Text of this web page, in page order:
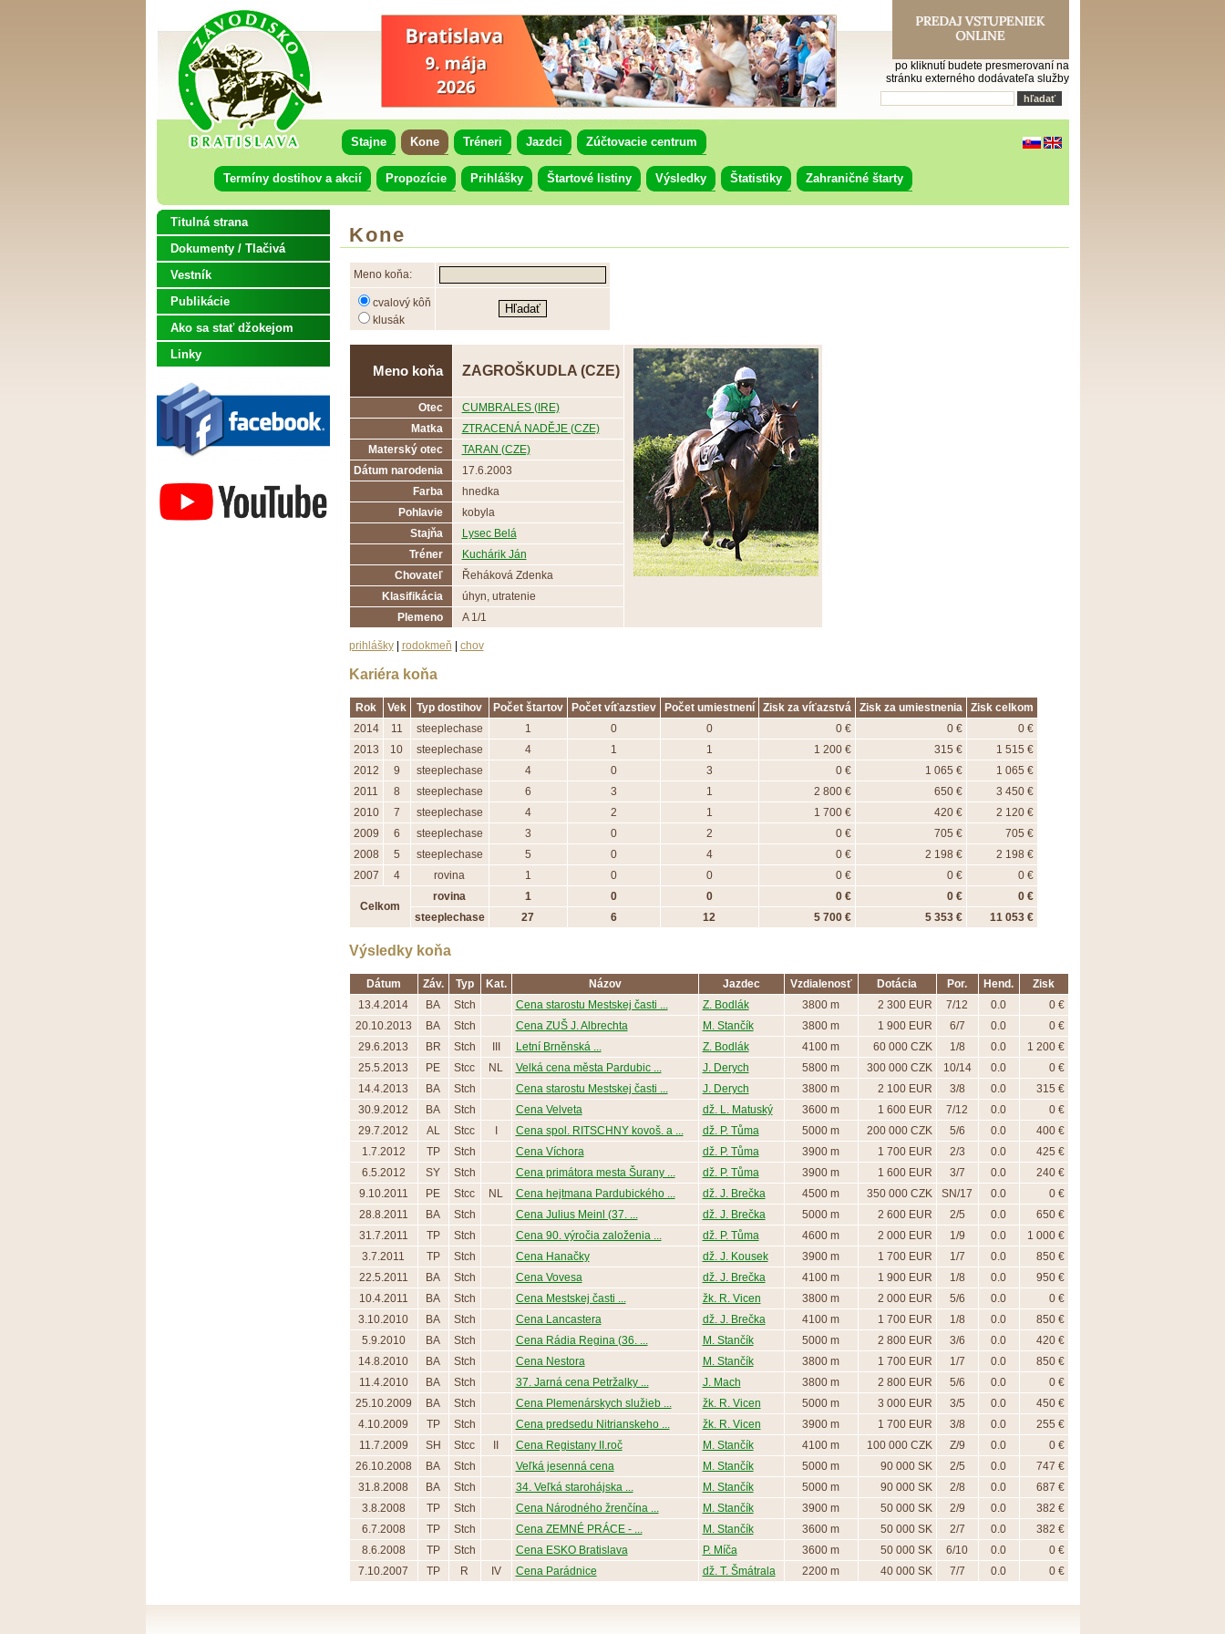
po kliknutí budete presmerovaní na
stránku externého dodávateľa služby
Stajne Kone Tréneri Jazdci Zúčtovacie centrum
Termíny dostihov a akcií Propozície Prihlášky Štartové listiny Výsledky Štatistiky Zahraničné štarty
Kone
Meno koňa:
cvalový kôň
klusák
Meno koňa ZAGROŠKUDLA (CZE)
Otec
CUMBRALES (IRE)
Matka
ZTRACENÁ NADĚJE (CZE)
Materský otec
TARAN (CZE)
Dátum narodenia
17.6.2003
Farba
hnedka
Pohlavie
kobyla
Stajňa
Lysec Belá
Tréner
Kuchárik Ján
Chovateľ
Řeháková Zdenka
Klasifikácia
úhyn, utratenie
Plemeno
A 1/1
prihlášky| rodokmeň chov
Kariéra koňa
Rok Vek Typ dostihov Počet štartov Počet víťazstiev Počet umiestnení Zisk za víťazstvá Zisk za umiestnenia
Zisk celkom
2014
11 steeplechase 1 0 0 0 € 0 €
0 €
2013
10 steeplechase 4 1 1 1 200 € 315 €
1 515 €
2012
9 steeplechase 4 0 3 0 € 1 065 €
1 065 €
2011
8 steeplechase 6 3 1 2 800 € 650 €
3 450 €
2010
7 steeplechase 4 2 1 1 700 € 420 €
2 120 €
2009
6 steeplechase 3 0 2 0 € 705 €
705 €
2008
5 steeplechase 5 0 4 0 € 2 198 €
2 198 €
2007
4 rovina 1 0 0 0 € 0 € 0 €
Celkom
rovina 1 0 0 0 € 0 €
0 €
steeplechase
27 6 12 5 700 € 5 353 € 11 053 €
Výsledky koňa
Dátum Záv. Typ Kat. Názov Jazdec Vzdialenosť Dotácia Por. Hend.
Zisk
13.4.2014
BA Stch Cena starostu Mestskej časti ... Z. Bodlák 3800 m 2 300 EUR 7/12 0.0
0 €
20.10.2013
BA Stch Cena ZUŠ J. Albrechta M. Stančík 3800 m 1 900 EUR 6/7 0.0
0 €
29.6.2013
BR Stch Letní Brněnská ... Z. Bodlák 4100 m 60 000 CZK 1/8 0.0
1 200 €
25.5.2013
PE Stcc NL Velká cena města Pardubic ... J. Derych 5800 m 300 000 CZK 10/14 0.0
0 €
14.4.2013
BA Stch Cena starostu Mestskej časti ... J. Derych 3800 m 2 100 EUR 3/8 0.0
315 €
30.9.2012
BA Stch Cena Velveta dž. L. Matuský 3600 m 1 600 EUR 7/12 0.0
0 €
29.7.2012
AL Stcc Cena spol. RITSCHNY kovoš. a ... dž. P. Tůma 5000 m 200 000 CZK 5/6 0.0
400 €
1.7.2012
TP Stch Cena Víchora dž. P. Tůma 3900 m 1 700 EUR 2/3 0.0
425 €
6.5.2012
SY Stch Cena primátora mesta Šurany ... dž. P. Tůma 3900 m 1 600 EUR 3/7 0.0
240 €
9.10.2011
PE Stcc NL Cena hejtmana Pardubického ... dž. J. Brečka 4500 m 350 000 CZK SN/17 0.0
0 €
28.8.2011
BA Stch Cena Julius Meinl (37. ... dž. J. Brečka 5000 m 2 600 EUR 2/5 0.0
650 €
31.7.2011
TP Stch Cena 90. výročia založenia ... dž. P. Tůma 4600 m 2 000 EUR 1/9 0.0
1 000 €
3.7.2011
TP Stch Cena Hanačky dž. J. Kousek 3900 m 1 700 EUR 1/7 0.0
850 €
22.5.2011
BA Stch Cena Vovesa dž. J. Brečka 4100 m 1 900 EUR 1/8 0.0
950 €
10.4.2011
BA Stch Cena Mestskej časti ... žk. R. Vicen 3800 m 2 000 EUR 5/6 0.0
0 €
3.10.2010
BA Stch Cena Lancastera dž. J. Brečka 4100 m 1 700 EUR 1/8 0.0
850 €
5.9.2010
BA Stch Cena Rádia Regina (36. ... M. Stančík 5000 m 2 800 EUR 3/6 0.0
420 €
14.8.2010
BA Stch Cena Nestora M. Stančík 3800 m 1 700 EUR 1/7 0.0
850 €
11.4.2010
BA Stch 37. Jarná cena Petržalky ... J. Mach 3800 m 2 800 EUR 5/6 0.0
0 €
25.10.2009
BA Stch Cena Plemenárskych služieb ... žk. R. Vicen 5000 m 3 000 EUR 3/5 0.0
450 €
4.10.2009
TP Stch Cena predsedu Nitrianskeho ... žk. R. Vicen 3900 m 1 700 EUR 3/8 0.0
255 €
11.7.2009
SH Stcc Cena Registany II.roč M. Stančík 4100 m 100 000 CZK Z/9 0.0
0 €
26.10.2008
BA Stch Veľká jesenná cena M. Stančík 5000 m 90 000 SK 2/5 0.0
747 €
31.8.2008
BA Stch 34. Veľká starohájska ... M. Stančík 5000 m 90 000 SK 2/8 0.0
687 €
3.8.2008
TP Stch Cena Národného žrenčína ... M. Stančík 3900 m 50 000 SK 2/9 0.0
382 €
6.7.2008
TP Stch Cena ZEMNÉ PRÁCE - ... M. Stančík 3600 m 50 000 SK 2/7 0.0
382 €
8.6.2008
TP Stch Cena ESKO Bratislava P. Míča 3600 m 50 000 SK 6/10 0.0
0 €
7.10.2007
TP R IV Cena Parádnice dž. T. Šmátrala 2200 m 40 000 SK 7/7 0.0 0 €
Titulná strana
Dokumenty / Tlačivá
Vestník
Publikácie
Ako sa stať džokejom
Linky